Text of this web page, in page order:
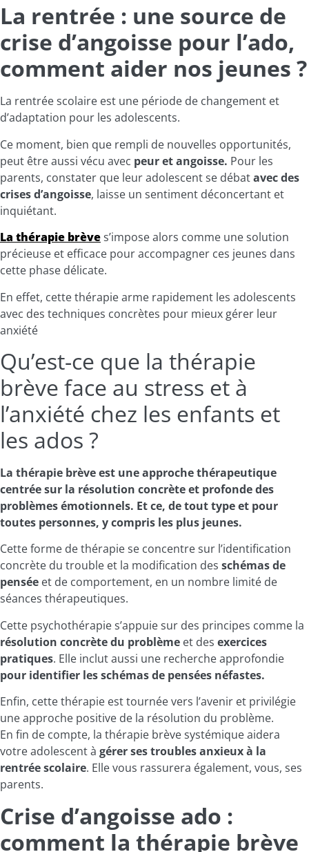
La rentrée : une source de
crise d’angoisse pour l’ado,
comment aider nos jeunes ?
La rentrée scolaire est une période de changement et
d’adaptation pour les adolescents.
Ce moment, bien que rempli de nouvelles opportunités,
peut être aussi vécu avec peur et angoisse. Pour les
parents, constater que leur adolescent se débatavec des
crises d’angoisse, laisse un sentiment déconcertant et
inquiétant.
La thérapie brèves’impose alors comme une solution
précieuse et efficace pour accompagner ces jeunes dans
cette phase délicate.
En effet, cette thérapie arme rapidement les adolescents
avec des techniques concrètes pour mieux gérer leur
anxiété
Qu’est-ce que la thérapie
brève face au stress et à
l’anxiété chez les enfants et
les ados ?
La thérapie brève est une approche thérapeutique
centrée sur la résolution concrète et profonde des
problèmes émotionnels. Et ce, de tout type et pour
toutes personnes, y compris les plus jeunes.
Cette forme de thérapie se concentre sur l’identification
concrète du trouble et la modification des schémas de
pensée et de comportement, en un nombre limité de
séances thérapeutiques.
Cette psychothérapie s’appuie sur des principes comme la
résolution concrète du problème et des exercices
pratiques. Elle inclut aussi une recherche approfondie
pour identifier les schémas de pensées néfastes.
Enfin, cette thérapie est tournée vers l’avenir et privilégie
une approche positive de la résolution du problème.
En fin de compte, la thérapie brève systémique aidera
votre adolescent à gérer ses troubles anxieux à la
rentrée scolaire. Elle vous rassurera également, vous, ses
parents.
Crise d’angoisse ado :
comment la thérapie brève